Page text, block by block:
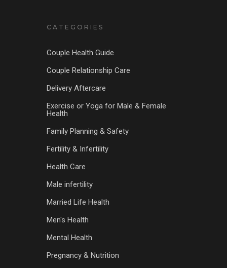
CATEGORIES
Couple Health Guide
Couple Relationship Care
Delivery Aftercare
Exercise or Yoga for Male & Female
Health
Family Planning & Safety
Fertility & Infertility
Health Care
Male infertility
Married Life Health
Men's Health
Mental Health
Pregnancy & Nutrition